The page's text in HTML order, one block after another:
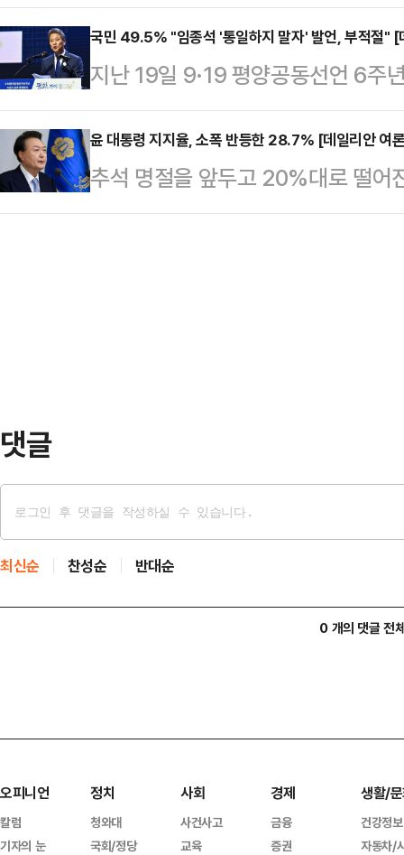
ARS 방…
결과 68.4%가 "부적절하다"고 응
며, "적절하다"는 응답은 4.7%에
하다"는 응답이 압도적이었다. 지역
이 80%대…
년을 구형한 가운데, 국민의 절반
기 성남도시개발공사 전 처장을 알
여론조사 전문기관 여론조사공정
ARS 방식으로 '이재명 당시 성남시
남도시개발공사 처장을 알고 있었
각하느냐'라고 물은 결과 응답자의
전 처장은 이 대…
국민 49.5% "임종석 '통일하지 말자' 발언, 부적절" [
지난 19일 9·19 평양공동선언 6주
비서실장이 "통일하지 말자"며 "남
다"라고 주장한 것과 관련, 우리 국
적절하다'라고 생각하는 것으로 조
론조사공정㈜에 의뢰해 지난
윤 대통령 지지율, 소폭 반등한 28.7% [데일리안 여
추석 명절을 앞두고 20%대로 떨어
가고 있다.데일리안이 여론조사 전
댓글
최신순 찬성순 반대순
0 개의 댓글 전
오피니언
칼럼
기자의 눈
정치
청와대
국회/정당
사회
사건사고
교육
경제
금융
증권
생활/
건강정보
자동차/